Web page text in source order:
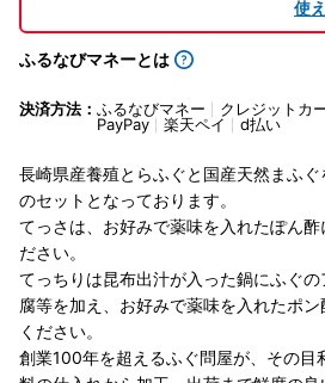
使
ふるなびマネーとは
決済方法： ふるなびマネー クレジットカ
PayPay
楽天ペイ d払い
長崎県産養殖とらふぐと国産天然まふ
のセットとなっております。
てっさは、お好みで薬味を入れたぽん酢
ださい。
てっちりは昆布出汁が入った鍋にふぐ
腐等を加え、お好みで薬味を入れたポ
ください。
創業100年を超えるふぐ問屋が、その目